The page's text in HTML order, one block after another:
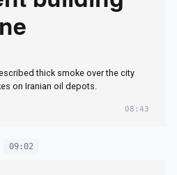
thick smoke over the city
on Iranian oil depots.
08:43
09:02